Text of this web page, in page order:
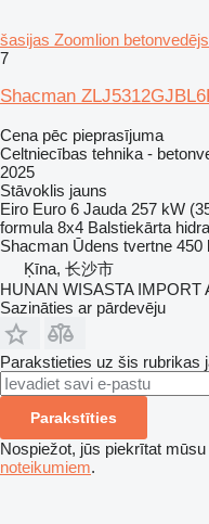
šasijas Zoomlion betonvedējs
7
Shacman
Cena pēc pieprasījuma
Celtniecības tehnika -
2025
Stāvoklis jauns
Eiro Euro 6 Jauda 257 kW
formula 8x4 Balstiekārta
Shacman Ūdens tvertne 450 l
Ķīna, 长沙市
HUNAN WISASTA IMPORT
Sazināties ar pārdevēju
Parakstieties uz šis rubrikas
Parakstīties
Nospiežot, jūs piekrītat mūsu
noteikumiem.